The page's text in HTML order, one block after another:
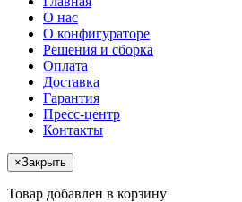
О нас
О конфигураторе
Решения и сборка
Оплата
Доставка
Гарантия
Пресс-центр
Контакты
×Закрыть
Товар добавлен в корзину